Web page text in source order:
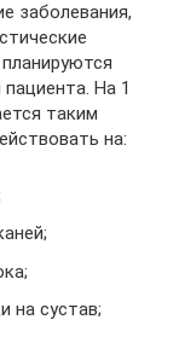
заболевания,
На 1
таким
на:
на сустав;